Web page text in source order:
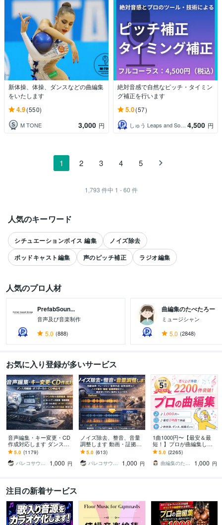
新体操、体操、ダンスなどの曲編集
をいたします
4.9(550)
M TONE 3,000 円
絶対音感で自然なピッチ・タイミン
グ補正を行います
5.0(57)
しゅう Leaps and Sounds 4,500 円
1 2 3 4 5
1,793 件中 1 - 60 件
人気のキーワード
シチュエーションボイス 編集
ノイズ除去
ポッドキャスト編集
声のピッチ補正 ラジオ編集
人気のプロ人材
PrefabSoun...
音声及び音楽制作
5.0 (888)
曲編集のたべたろー
ミュージシャン
5.0 (2848)
お気に入り登録が多いサービス
音声編集・キー変更・CD
作成対応します ダンスな
どのイベント用楽曲編
集・オフボーカル・CD納
品可
5.0 (1179)
パレコサウンド
1,000 円
ノイズ除去、整音、音量
調整します 動画・証拠音
声を聞き取りやすく改善
5.0 (613)
パレコサウンド
1,000 円
1曲1000円〜【最安＆最
短！】プロが曲編集しま
す カット、メドレー化、
キーやテンポ変更、ボー
カル除去
5.0 (2265)
曲編集のたべたろー
1,000 円
注目の新着サービス